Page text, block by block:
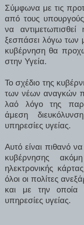
Σύμφωνα με τις
από τους
να
ξεσπάσει λόγω των
κυβέρνηση θα
στην Υγεία.
Το σχέδιο της
των νέων αναγκών
λαό λόγο της
άμεση
υπηρεσίες υγείας.
Αυτό είναι πιθανό
κυβέρνησης
ηλεκτρονικής
όλοι οι πολίτες
και με την οποία
υπηρεσίες υγείας.